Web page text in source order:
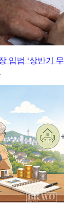
입법 ‘상반기